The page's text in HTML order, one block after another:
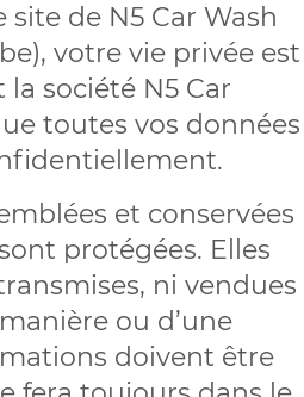
de N5 Car Wash
votre vie privée est
société N5 Car
toutes vos données
et conservées
protégées. Elles
ni vendues
ou d’une
doivent être